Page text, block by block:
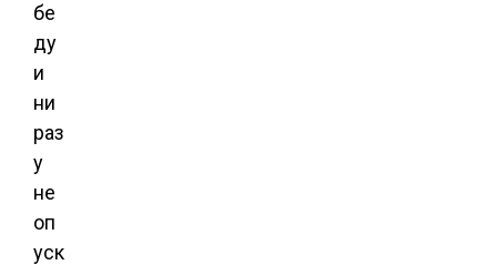
бе
ду
и
ни
раз
у
не
оп
уск